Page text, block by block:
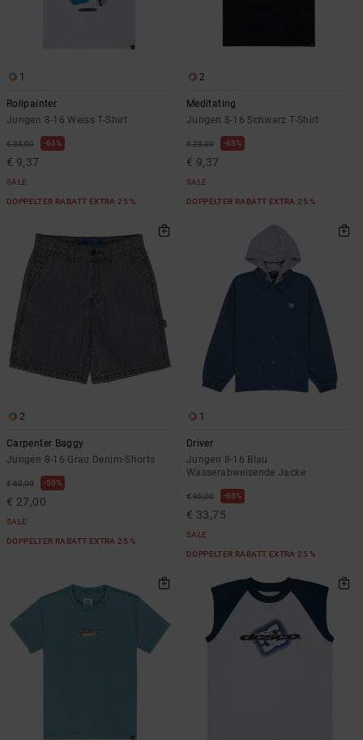
1
Rollpainter
Jungen 8-16 Weiss T-Shirt
€ 25,00 63%
€ 9,37
SALE
DOPPELTER RABATT EXTRA 25 %
2
Meditating
Jungen 8-16 Schwarz T-Shirt
€ 25,00 63%
€ 9,37
SALE
DOPPELTER RABATT EXTRA 25 %
2
Carpenter Baggy
Jungen 8-16 Grau Denim-Shorts
€ 60,00 55%
€ 27,00
SALE
DOPPELTER RABATT EXTRA 25 %
1
Driver
Jungen 8-16 Blau
Wasserabweisende Jacke
€ 90,00 63%
€ 33,75
SALE
DOPPELTER RABATT EXTRA 25 %